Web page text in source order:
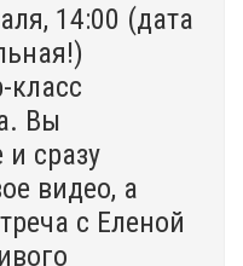
14:00 (дата
Вы
и сразу
видео, а
с Еленой